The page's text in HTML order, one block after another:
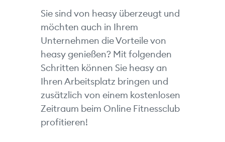
Sie sind von heasy überzeugt und
möchten auch in Ihrem
Unternehmen die Vorteile von
heasy genießen? Mit folgenden
Schritten können Sie heasy an
Ihren Arbeitsplatz bringen und
zusätzlich von einem kostenlosen
Zeitraum beim Online Fitnessclub
profitieren!